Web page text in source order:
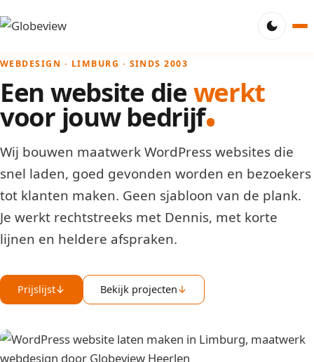
WEBDESIGN · LIMBURG · SINDS 2003
Een website die werkt
voor jouw bedrijf
Wij bouwen maatwerk WordPress websites die
snel laden, goed gevonden worden en bezoekers
tot klanten maken. Geen sjabloon van de plank.
Je werkt rechtstreeks met Dennis, met korte
lijnen en heldere afspraken.
Prijslijst↓ Bekijk projecten↓